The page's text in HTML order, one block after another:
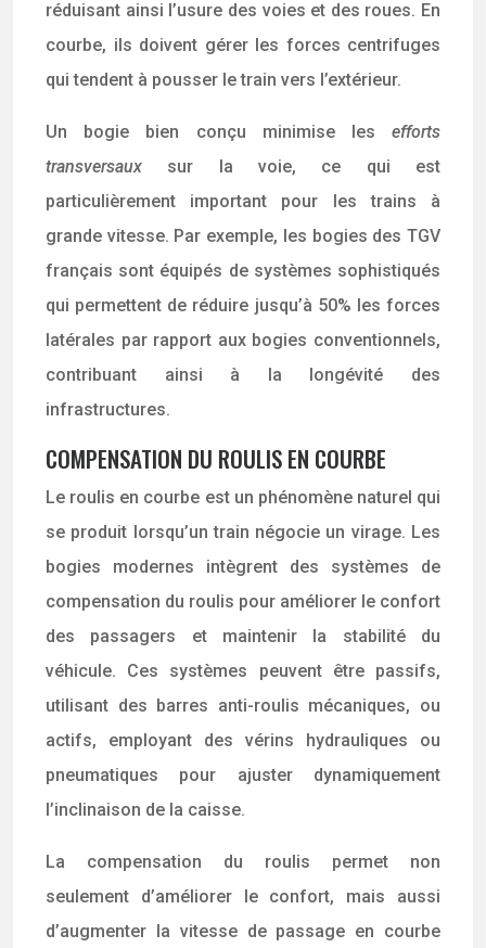
réduisant ainsi l’usure des voies et des roues. En
courbe, ils doivent gérer les forces centrifuges
qui tendent à pousser le train vers l’extérieur.
Un bogie bien conçu minimise les efforts
transversaux sur la voie, ce qui est
particulièrement important pour les trains à
grande vitesse. Par exemple, les bogies des TGV
français sont équipés de systèmes sophistiqués
qui permettent de réduire jusqu’à 50% les forces
latérales par rapport aux bogies conventionnels,
contribuant ainsi à la longévité des
infrastructures.
COMPENSATION DU ROULIS EN COURBE
Le roulis en courbe est un phénomène naturel qui
se produit lorsqu’un train négocie un virage. Les
bogies modernes intègrent des systèmes de
compensation du roulis pour améliorer le confort
des passagers et maintenir la stabilité du
véhicule. Ces systèmes peuvent être passifs,
utilisant des barres anti-roulis mécaniques, ou
actifs, employant des vérins hydrauliques ou
pneumatiques pour ajuster dynamiquement
l’inclinaison de la caisse.
La compensation du roulis permet non
seulement d’améliorer le confort, mais aussi
d’augmenter la vitesse de passage en courbe